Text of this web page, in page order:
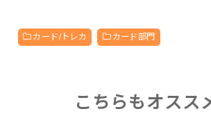
カード/トレカ カード部門
こちらもオスス